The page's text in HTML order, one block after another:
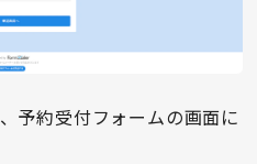
予約受付フォームの画面に